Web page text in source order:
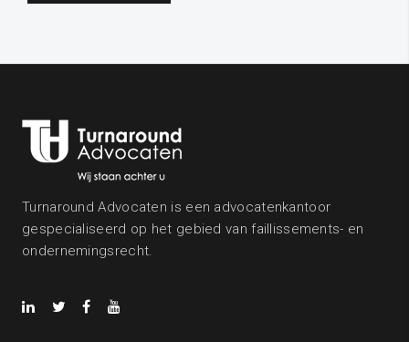
Turnaround Advocaten is een advocatenkantoor
gespecialiseerd op het gebied van faillissements- en
ondernemingsrecht.